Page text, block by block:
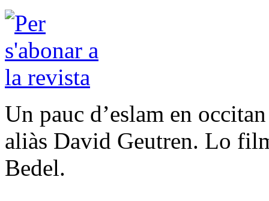
Un pauc d’eslam en
aliàs David Geutren. Lo
Bedel.